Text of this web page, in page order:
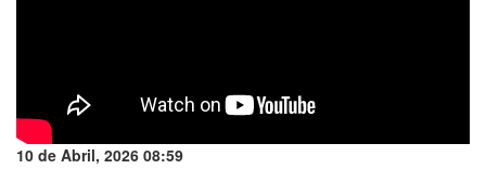
10 de Abril, 2026 08:59